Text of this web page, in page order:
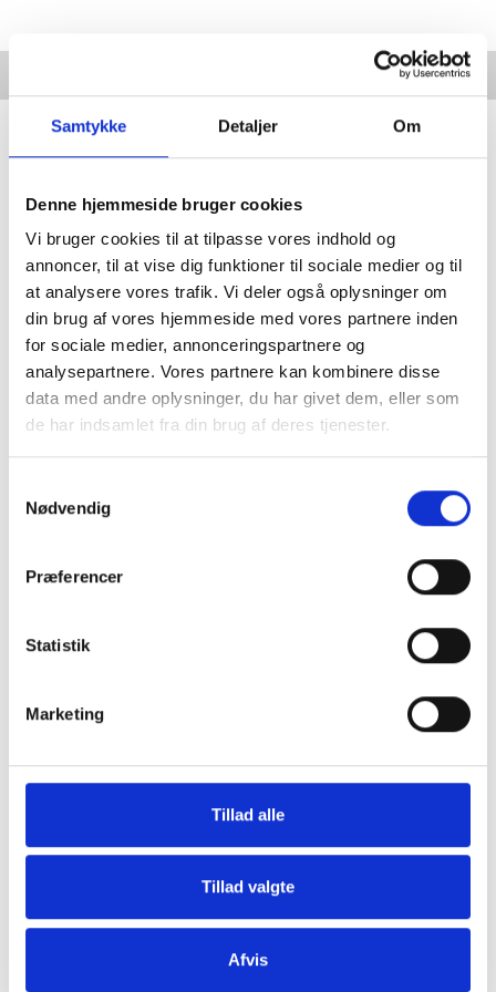
Samtykke Detaljer Om
Denne hjemmeside bruger cookies
Vi bruger cookies til at tilpasse vores indhold og
annoncer, til at vise dig funktioner til sociale medier og til
at analysere vores trafik. Vi deler også oplysninger om
din brug af vores hjemmeside med vores partnere inden
for sociale medier, annonceringspartnere og
analysepartnere. Vores partnere kan kombinere disse
data med andre oplysninger, du har givet dem, eller som
de har indsamlet fra din brug af deres tjenester.
Nødvendig
Præferencer
Statistik
Marketing
Tillad alle
Tillad valgte
Afvis